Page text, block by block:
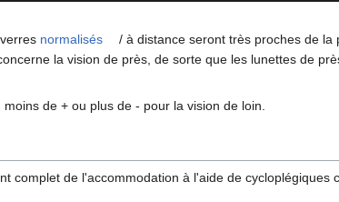
normalisés
/ à distance seront très proches de la
la vision de près, de sorte que les lunettes de
de + ou plus de - pour la vision de loin.
complet de l'accommodation à l'aide de cycloplégiques